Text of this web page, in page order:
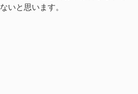
いと思います。